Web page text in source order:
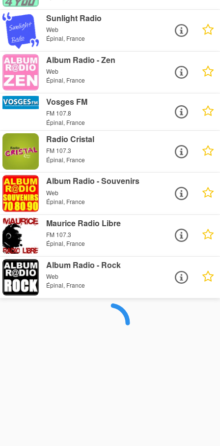
Sunlight Radio
Web
Épinal, France
Album Radio - Zen
Web
Épinal, France
Vosges FM
FM 107.8
Épinal, France
Radio Cristal
FM 107.3
Épinal, France
Album Radio - Souvenirs
Web
Épinal, France
Maurice Radio Libre
FM 107.3
Épinal, France
Album Radio - Rock
Web
Épinal, France